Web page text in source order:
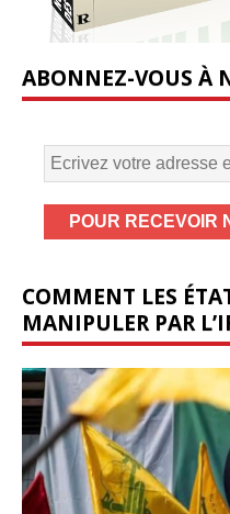
ABONNEZ-VOUS À
COMMENT LES
MANIPULER PAR